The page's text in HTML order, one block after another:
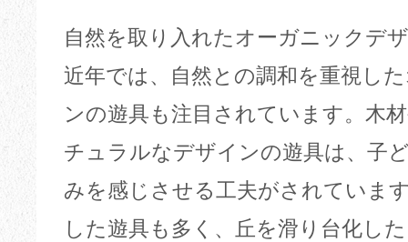
自然を取り入れたオーガニックデ
近年では、自然との調和を重視し
ンの遊具も注目されています。木
チュラルなデザインの遊具は、子
みを感じさせる工夫がされていま
した遊具も多く、丘を滑り台化し